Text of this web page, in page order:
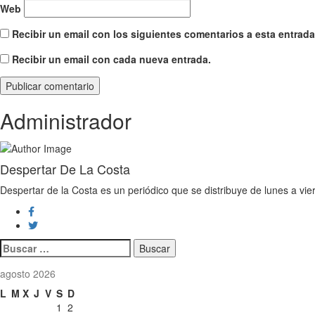
Web
Recibir un email con los siguientes comentarios a esta
Recibir un email con cada nueva entrada.
Administrador
Despertar De La Costa
Despertar de la Costa es un periódico que se distribuye de lunes a
Buscar:
agosto 2026
L M X J V S D
1 2